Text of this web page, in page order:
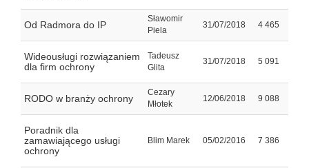
Od Radmora do IP
Sławomir
Piela
31/07/2018 4 465
Wideousługi rozwiązaniem
dla firm ochrony
Tadeusz
Glita
31/07/2018 5 091
RODO w branży ochrony
Cezary
Młotek
12/06/2018 9 088
Poradnik dla
zamawiającego usługi
ochrony
Blim Marek 05/02/2016 7 386